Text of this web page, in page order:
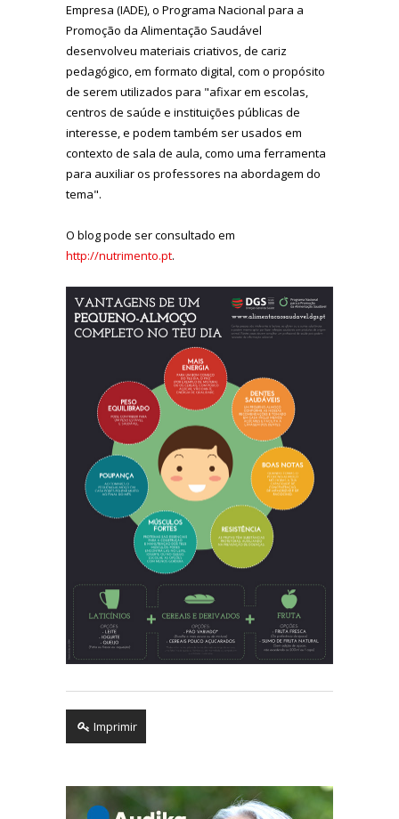
Empresa (IADE), o Programa Nacional para a
Promoção da Alimentação Saudável
desenvolveu materiais criativos, de cariz
pedagógico, em formato digital, com o propósito
de serem utilizados para "afixar em escolas,
centros de saúde e instituições públicas de
interesse, e podem também ser usados em
contexto de sala de aula, como uma ferramenta
para auxiliar os professores na abordagem do
tema".
O blog pode ser consultado em
http://nutrimento.pt.
Imprimir